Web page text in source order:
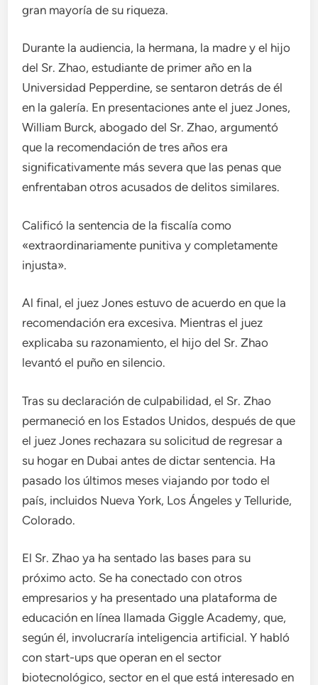
gran mayoría de su riqueza.
Durante la audiencia, la hermana, la madre y el hijo
del Sr. Zhao, estudiante de primer año en la
Universidad Pepperdine, se sentaron detrás de él
en la galería. En presentaciones ante el juez Jones,
William Burck, abogado del Sr. Zhao, argumentó
que la recomendación de tres años era
significativamente más severa que las penas que
enfrentaban otros acusados ​​de delitos similares.
Calificó la sentencia de la fiscalía como
«extraordinariamente punitiva y completamente
injusta».
Al final, el juez Jones estuvo de acuerdo en que la
recomendación era excesiva. Mientras el juez
explicaba su razonamiento, el hijo del Sr. Zhao
levantó el puño en silencio.
Tras su declaración de culpabilidad, el Sr. Zhao
permaneció en los Estados Unidos, después de que
el juez Jones rechazara su solicitud de regresar a
su hogar en Dubai antes de dictar sentencia. Ha
pasado los últimos meses viajando por todo el
país, incluidos Nueva York, Los Ángeles y Telluride,
Colorado.
El Sr. Zhao ya ha sentado las bases para su
próximo acto. Se ha conectado con otros
empresarios y ha presentado una plataforma de
educación en línea llamada Giggle Academy, que,
según él, involucraría inteligencia artificial. Y habló
con start-ups que operan en el sector
biotecnológico, sector en el que está interesado en